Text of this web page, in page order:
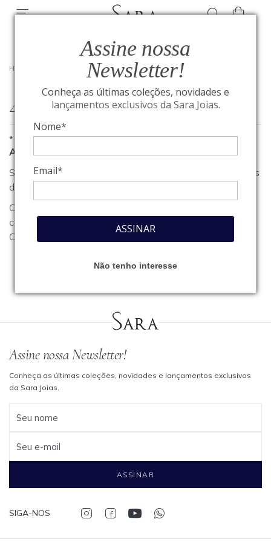
Assine nossa
Newsletter!
Conheça as últimas coleções, novidades e
lançamentos exclusivos da Sara Joias.
Nome*
Email*
ASSINAR
Não tenho interesse
HOME
404
*
A página que você procura não foi encontrada
Se você estava procurando algum produto, clique em um dos
departamentos ou seções no menu acima.
Caso necessite de outro tipo de informação, entre em
contato com o nosso atendimento através do nosso
Conosco
Assine nossa Newsletter!
Conheça as últimas coleções, novidades e lançamentos exclusivos
da Sara Joias.
Seu nome
Seu e-mail
ASSINAR
SIGA-NOS